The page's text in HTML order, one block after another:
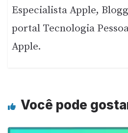
Especialista Apple,
portal Tecnologia
Apple.
Você pode